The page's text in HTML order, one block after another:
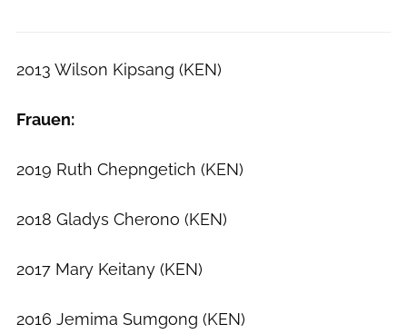
2013 Wilson Kipsang (KEN)
Frauen:
2019 Ruth Chepngetich (KEN)
2018 Gladys Cherono (KEN)
2017 Mary Keitany (KEN)
2016 Jemima Sumgong (KEN)